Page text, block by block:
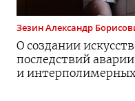
ЗезинАлександр
О создании
последствий
и